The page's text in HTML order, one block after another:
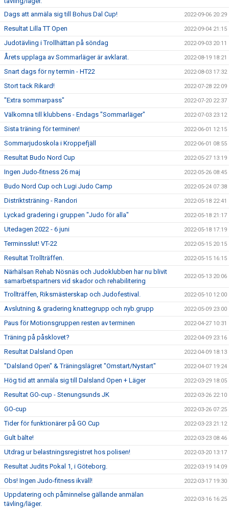
Dags att anmäla sig till Bohus Dal Cup!
2022-09-06 20:29
Resultat Lilla TT Open 2022-09-04 21:15
Judotävling i Trollhättan på söndag 2022-09-03 20:11
Årets upplaga av Sommarläger är avklarat. 2022-08-19 18:21
Snart dags för ny termin - HT22 2022-08-03 17:32
Stort tack Rikard! 2022-07-28 22:09
"Extra sommarpass" 2022-07-20 22:37
Välkomna till klubbens - Endags "Sommarläger" 2022-07-03 23:12
Sista träning för terminen! 2022-06-01 12:15
Sommarjudoskola i Kroppefjäll 2022-06-01 08:55
Resultat Budo Nord Cup 2022-05-27 13:19
Ingen Judo-fitness 26 maj 2022-05-26 08:45
Budo Nord Cup och Lugi Judo Camp 2022-05-24 07:38
Distriktsträning - Randori 2022-05-18 22:41
Lyckad gradering i gruppen "Judo för alla" 2022-05-18 21:17
Utedagen 2022 - 6 juni 2022-05-18 17:19
Terminsslut! VT-22 2022-05-15 20:15
Resultat Trollträffen. 2022-05-15 16:15
Närhälsan Rehab Nösnäs och Judoklubben har nu blivit
samarbetspartners vid skador och rehabilitering
2022-05-13 20:06
Trollträffen, Riksmästerskap och Judofestival. 2022-05-10 12:00
Avslutning & gradering knattegrupp och nyb.grupp 2022-05-09 23:00
Paus för Motionsgruppen resten av terminen 2022-04-27 10:31
Träning på påsklovet? 2022-04-09 23:16
Resultat Dalsland Open 2022-04-09 18:13
"Dalsland Open" & Träningslägret "Omstart/Nystart" 2022-04-07 19:24
Hög tid att anmäla sig till Dalsland Open + Läger 2022-03-29 18:05
Resultat GO-cup - Stenungsunds JK 2022-03-26 22:10
GO-cup 2022-03-26 07:25
Tider för funktionärer på GO Cup 2022-03-23 21:12
Gult bälte! 2022-03-23 08:46
Utdrag ur belastningsregistret hos polisen! 2022-03-20 13:17
Resultat Judits Pokal 1, i Göteborg. 2022-03-19 14:09
Obs! Ingen Judo-fitness ikväll! 2022-03-17 19:30
Uppdatering och påminnelse gällande anmälan
tävling/läger.
2022-03-16 16:25